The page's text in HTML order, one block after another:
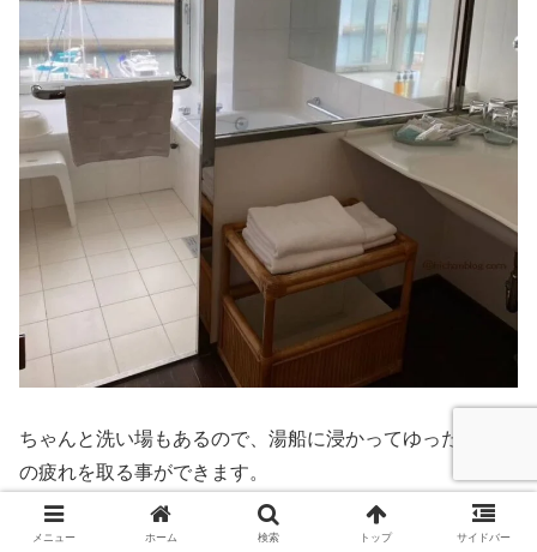
ちゃんと洗い場もあるので、湯船に浸かってゆったりと旅
の疲れを取る事ができます。
メニュー ホーム 検索 トップ サイドバー